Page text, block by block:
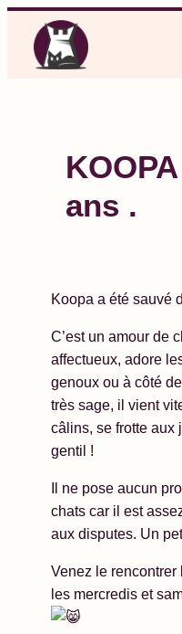
contenu
ans .
Koopa a été sauvé
C’est un amour de
affectueux, adore
genoux ou à côté
très sage, il vient
câlins, se frotte aux
gentil !
Il ne pose aucun
chats car il est
aux disputes. Un
Venez le
les mercredis et